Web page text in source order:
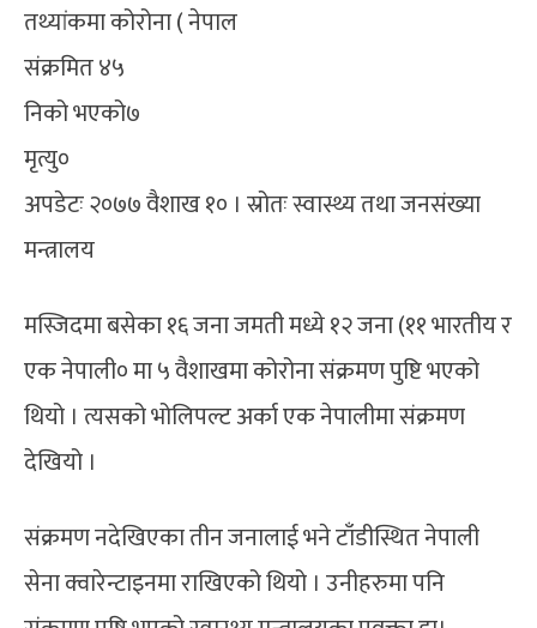
तथ्यांकमा कोरोना ( नेपाल
संक्रमित ४५
निको भएको७
मृत्यु०
अपडेटः २०७७ वैशाख १० । स्रोतः स्वास्थ्य तथा जनसंख्या
मन्त्रालय
मस्जिदमा बसेका १६ जना जमती मध्ये १२ जना (११ भारतीय र
एक नेपाली० मा ५ वैशाखमा कोरोना संक्रमण पुष्टि भएको
थियो । त्यसको भोलिपल्ट अर्का एक नेपालीमा संक्रमण
देखियो ।
संक्रमण नदेखिएका तीन जनालाई भने टाँडीस्थित नेपाली
सेना क्वारेन्टाइनमा राखिएको थियो । उनीहरुमा पनि